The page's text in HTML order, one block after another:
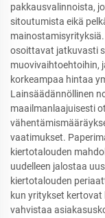
pakkausvalinnoista,
sitoutumista eikä
osoittavat jatkuvasti
muovivaihtoehtoihin,
korkeampaa hintaa
Lainsäädännöllinen
maailmanlaajuisesti
vaatimukset.
kiertotalouden
uudelleen jalostaa
kiertotalouden
kun yritykset
vahvistaa